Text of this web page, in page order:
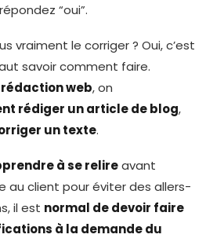
“oui”.
vraiment le corriger ? Oui, c’est
savoir comment faire.
web, on
rédiger un article de blog,
un texte.
à se relireavant
au client pour éviter des allers-
il est normal de devoir faire
à la demande du